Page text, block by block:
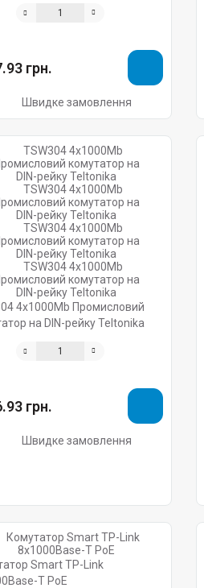
грн.
Швидке замовлення
4х1000Mb Промисловий
на DIN-рейку Teltonika
грн.
Швидке замовлення
Smart TP-Link
Т PoE